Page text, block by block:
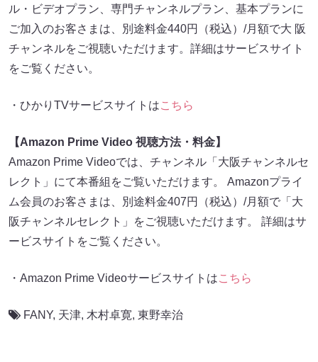
ル・ビデオプラン、専門チャンネルプラン、基本プランに
ご加入のお客さまは、別途料金440円（税込）/月額で大 阪
チャンネルをご視聴いただけます。詳細はサービスサイト
をご覧ください。
・ひかりTVサービスサイトはこちら
【Amazon Prime Video 視聴方法・料金】
Amazon Prime Videoでは、チャンネル「大阪チャンネルセ
レクト」にて本番組をご覧いただけます。 Amazonプライ
ム会員のお客さまは、別途料金407円（税込）/月額で「大
阪チャンネルセレクト」をご視聴いただけます。 詳細はサ
ービスサイトをご覧ください。
・Amazon Prime Videoサービスサイトはこちら
FANY, 天津, 木村卓寛, 東野幸治